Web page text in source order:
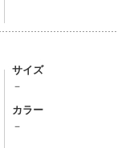
サイズ
－
カラー
－